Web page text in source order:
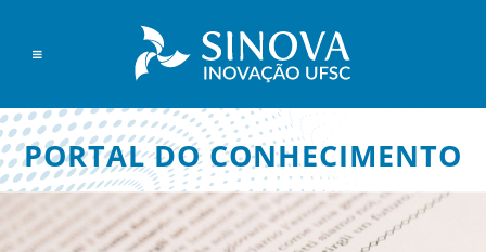
PORTAL DO CONHECIMENTO